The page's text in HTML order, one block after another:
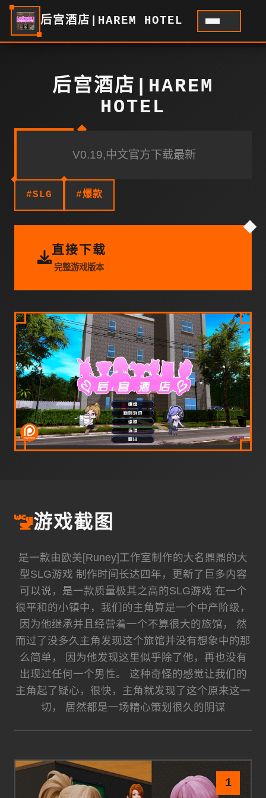
后宫酒店|HAREM HOTEL
后宫酒店|HAREM
HOTEL
V0.19,中文官方下载最新
#SLG #爆款
直接下载
完整游戏版本
🚾游戏截图
是一款由欧美[Runey]工作室制作的大名鼎鼎的大
型SLG游戏 制作时间长达四年，更新了巨多内容
可以说，是一款质量极其之高的SLG游戏 在一个
很平和的小镇中，我们的主角算是一个中产阶级，
因为他继承并且经营着一个不算很大的旅馆， 然
而过了没多久主角发现这个旅馆并没有想象中的那
么简单， 因为他发现这里似乎除了他，再也没有
出现过任何一个男性。 这种奇怪的感觉让我们的
主角起了疑心，很快，主角就发现了这个原来这一
切， 居然都是一场精心策划很久的阴谋
1